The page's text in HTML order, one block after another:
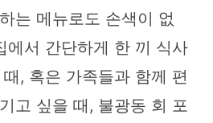
는 메뉴로도 손색이 없
에서 간단하게 한 끼 식사
, 혹은 가족들과 함께 편
고 싶을 때, 불광동 회 포